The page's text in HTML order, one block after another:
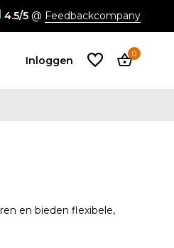
Megastores in Almere en
4.5/5 @ Feedbackcompany
Inloggen
0
en bieden flexibele,